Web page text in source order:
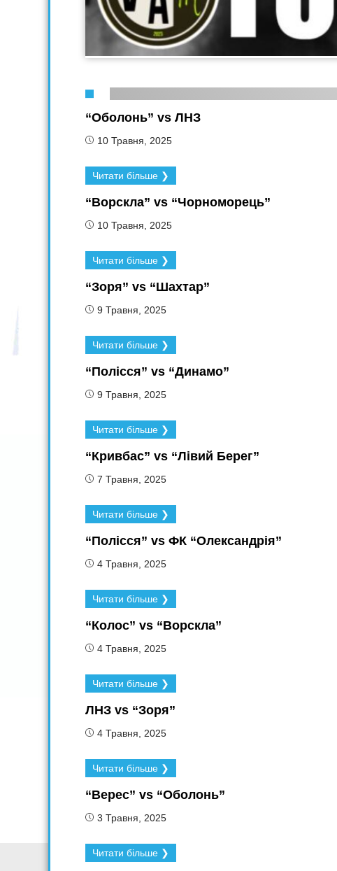
“Оболонь” vs ЛНЗ
10 Травня, 2025
Читати більше ❯
“Ворскла” vs “Чорноморець”
10 Травня, 2025
Читати більше ❯
“Зоря” vs “Шахтар”
9 Травня, 2025
Читати більше ❯
“Полісся” vs “Динамо”
9 Травня, 2025
Читати більше ❯
“Кривбас” vs “Лівий Берег”
7 Травня, 2025
Читати більше ❯
“Полісся” vs ФК “Олександрія”
4 Травня, 2025
Читати більше ❯
“Колос” vs “Ворскла”
4 Травня, 2025
Читати більше ❯
ЛНЗ vs “Зоря”
4 Травня, 2025
Читати більше ❯
“Верес” vs “Оболонь”
3 Травня, 2025
Читати більше ❯